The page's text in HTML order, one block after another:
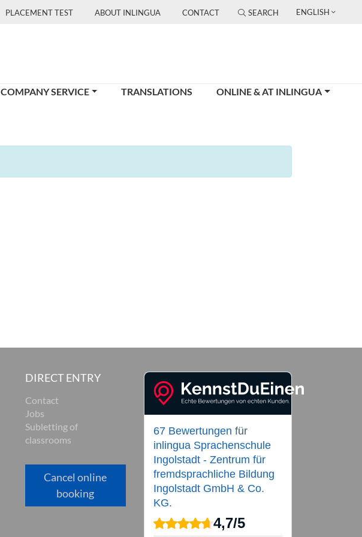
PLACEMENT TEST ABOUT INLINGUA CONTACT SEARCH ENGLISH
COMPANY SERVICE TRANSLATIONS ONLINE & AT INLINGUA
DIRECT ENTRY
Contact
Jobs
Subletting of
classrooms
Cancel online
booking
67 Bewertungen für
inlingua Sprachenschule
Ingolstadt - Zentrum für
fremdsprachliche Bildung
Ingolstadt GmbH & Co.
KG.
4,7/5